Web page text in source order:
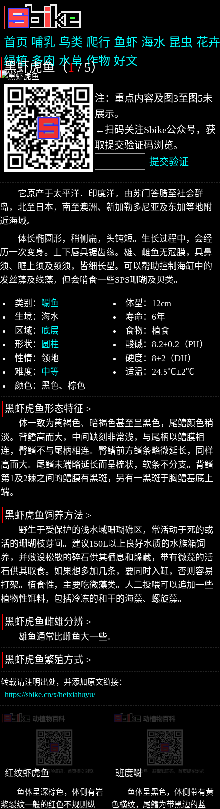
首页 哺乳 鸟类 爬行 鱼虾 海水 昆虫 花卉
绿植 多肉 水草 作物 好文
黑虾虎鱼（1/ 5）
注：重点内容及图3至图5未
展示。
←扫码关注Sbike公众号，获
取提交验证码浏览。
提交验证
它原产于太平洋、印度洋，由苏门答腊至社会群
岛，北至日本，南至澳洲、新加勒多尼亚及东加等地附
近海域。
体长椭圆形，稍侧扁，头钝短。生长过程中，会经
历一次变身。上下唇具锯齿缘。雄、雌鱼无冠膜，具鼻
须、眶上须及颈须，皆细长型。可以帮助控制海缸中的
发丝藻及线藻，但会啃食一些SPS珊瑚及贝类。
类别： 鳚鱼
生境：海水
区域： 底层
形状：
圆柱
性情：领地
难度： 中等
颜色：黑色、棕色
体型：12cm
寿命：6年
食物：植食
酸碱：8.2±0.2（PH）
硬度：8±2（DH）
适温：24.5℃±2℃
黑虾虎鱼形态特征 >
体一致为黄褐色、暗褐色甚至呈黑色，尾鳍颜色稍
淡。背鳍高而大，中间缺刻非常浅，与尾柄以鳍膜相
连，臀鳍不与尾柄相连。臀鳍前方鳍条略微延长，同样
高而大。尾鳍末端略延长而呈梳状，软条不分支。背鳍
第1及2棘之间的鳍膜有黑斑，另有一黑斑于胸鳍基底上
端。
黑虾虎鱼饲养方法 >
野生于受保护的浅水域珊瑚礁区，常活动于死的或
活的珊瑚枝芽间。建议150L以上良好水质的水族箱饲
养，并敷设松散的碎石供其栖息和躲藏，带有微藻的活
石供其取食。如果想多加几条，要同时入缸，否则容易
打架。植食性，主要吃微藻类。人工投喂可以追加一些
植物性饵料，包括冷冻的和干的海藻、螺旋藻。
黑虾虎鱼雌雄分辨 >
雄鱼通常比雌鱼大一些。
黑虾虎鱼繁殖方式 >
转载请注明出处，并添加原文链接：
https://sbike.cn/x/heixiahuyu/
红纹虾虎鱼
鱼体呈深棕色，体侧有岩
浆裂纹一般的红色不规则纵
班度鳚
鱼体呈黑色，体侧带有黄
色横纹，尾鳍为带黑边的蓝